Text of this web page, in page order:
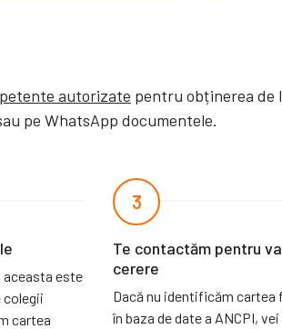
autorizate pentru obținerea de
pe WhatsApp documentele.
aceasta este
colegii
cartea
3
Te contactăm pentru
cerere
Dacă nu identificăm cartea
în baza de date a ANCPI,